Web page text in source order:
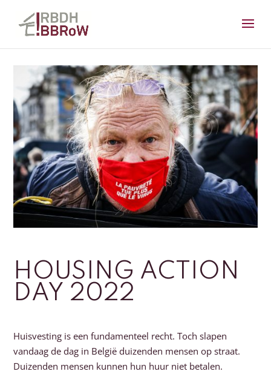
HOUSING ACTION
DAY 2022
Huisvesting is een fundamenteel recht. Toch slapen
vandaag de dag in België duizenden mensen op straat.
Duizenden mensen kunnen hun huur niet betalen.